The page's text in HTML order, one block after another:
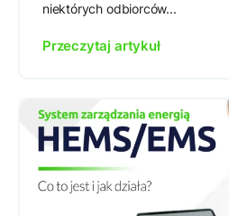
niektórych odbiorców...
Przeczytaj artykuł